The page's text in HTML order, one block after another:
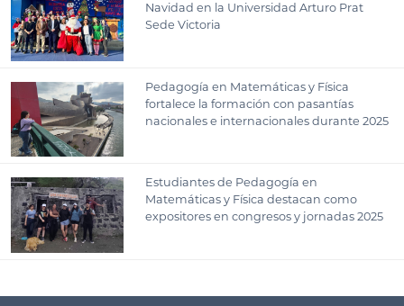
Navidad en la Universidad Arturo Prat
Sede Victoria
Pedagogía en Matemáticas y Física
fortalece la formación con pasantías
nacionales e internacionales durante 2025
Estudiantes de Pedagogía en
Matemáticas y Física destacan como
expositores en congresos y jornadas 2025